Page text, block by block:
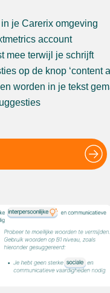
je Carerix omgeving
account
mee terwijl je schrijft
op de knop ‘content
worden in je tekst